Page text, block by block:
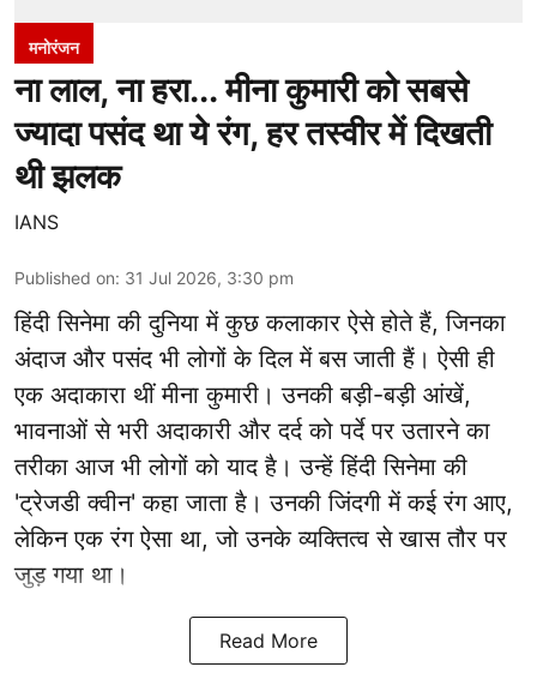
मनोरंजन
ना लाल, ना हरा... मीना कुमारी को सबसे
ज्यादा पसंद था ये रंग, हर तस्वीर में दिखती
थी झलक
IANS
Published on: 31 Jul 2026, 3:30 pm
हिंदी सिनेमा की दुनिया में कुछ कलाकार ऐसे होते हैं, जिनका
अंदाज और पसंद भी लोगों के दिल में बस जाती हैं। ऐसी ही
एक अदाकारा थीं मीना कुमारी। उनकी बड़ी-बड़ी आंखें,
भावनाओं से भरी अदाकारी और दर्द को पर्दे पर उतारने का
तरीका आज भी लोगों को याद है। उन्हें हिंदी सिनेमा की
'ट्रेजडी क्वीन' कहा जाता है। उनकी जिंदगी में कई रंग आए,
लेकिन एक रंग ऐसा था, जो उनके व्यक्तित्व से खास तौर पर
जुड़ गया था।
Read More